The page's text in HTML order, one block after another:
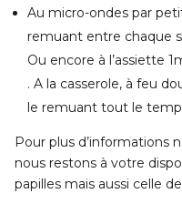
Au micro-ondes par
remuant entre chaque
Ou encore à l’assiette
. A la casserole, à feu
le remuant tout le
Pour plus d’informations
nous restons à votre
papilles mais aussi celle